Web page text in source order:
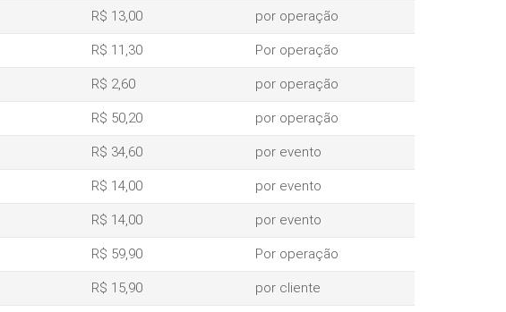
R$ 13,00 por operação
R$ 11,30 Por operação
R$ 2,60 por operação
R$ 50,20 por operação
R$ 34,60 por evento
R$ 14,00 por evento
R$ 14,00 por evento
R$ 59,90 Por operação
R$ 15,90 por cliente